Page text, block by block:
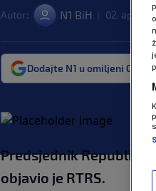
Autor: N1 BiH 02. apr.
Dodajte N1 u omiljeni
Predsjednik Republike
objavio je RTRS.